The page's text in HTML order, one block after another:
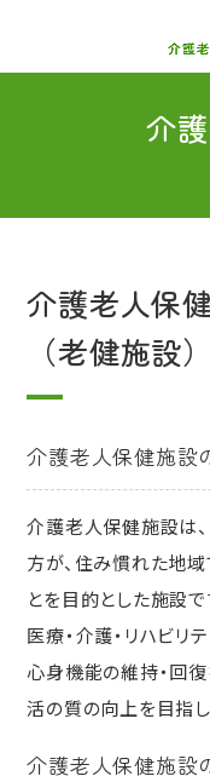
介
介護老人保
（老健施設
介護老人保健施設
介護老人保健施設は
方が、住み慣れた地
とを目的とした施設で
医療・介護・リハビリ
心身機能の維持・回
活の質の向上を目指し
介護老人保健施設